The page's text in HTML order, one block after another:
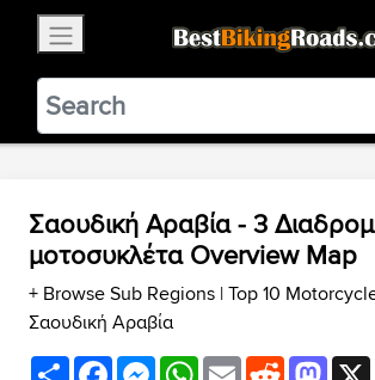
BestBikingRoads
Static Motion3.99 - In
VIEW
Σαουδική Αραβία - 3
μοτοσυκλέτα Overview Map
+ Browse Sub Regions |Top 10
Σαουδική Αραβία
ShareFacebookMessenger
WhatsApp
EmailReddit